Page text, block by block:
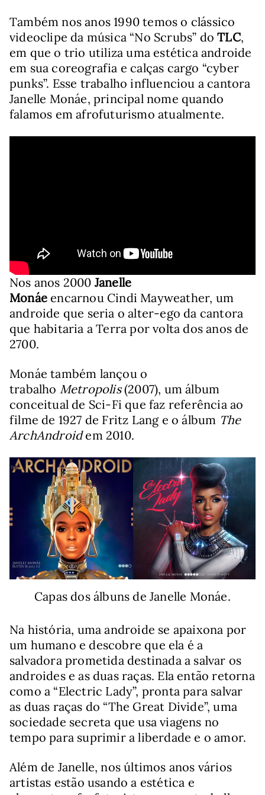
Também nos anos 1990 temos o clássico
videoclipe da música “No Scrubs” doTLC,
em que o trio utiliza uma estética androide
em sua coreografia e calças cargo “cyber
punks”. Esse trabalho influenciou a cantora
Janelle Monáe, principal nome quando
falamos em afrofuturismo atualmente.
Nos anos 2000 Janelle
Monáe encarnou Cindi Mayweather, um
androide que seria o alter-ego da cantora
que habitaria a Terra por volta dos anos de
2700.
Monáe também lançou o
trabalho Metropolis(2007), um álbum
conceitual de Sci-Fi que faz referência ao
filme de 1927 de Fritz Lang e o álbum The
ArchAndroidem 2010.
Capas dos álbuns de Janelle Monáe.
Na história, uma androide se apaixona por
um humano e descobre que ela é a
salvadora prometida destinada a salvar os
androides e as duas raças. Ela então retorna
como a “Electric Lady”, pronta para salvar
as duas raças do “The Great Divide”, uma
sociedade secreta que usa viagens no
tempo para suprimir a liberdade e o amor.
Além de Janelle, nos últimos anos vários
artistas estão usando a estética e